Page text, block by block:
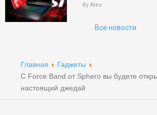
By Alex
Все новости
Главная
Гаджеты
С Force Band от Sphero вы будете
настоящий джедай